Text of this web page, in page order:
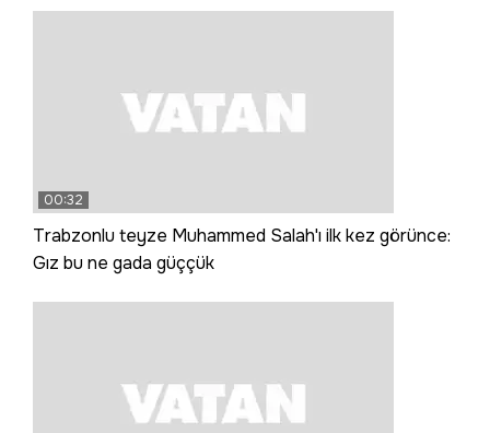
00:32
Trabzonlu teyze Muhammed Salah'ı ilk kez görünce:
Gız bu ne gada güççük